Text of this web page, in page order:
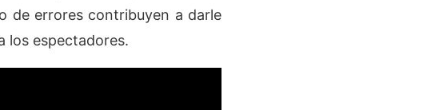
de errores contribuyen a darle
los espectadores.